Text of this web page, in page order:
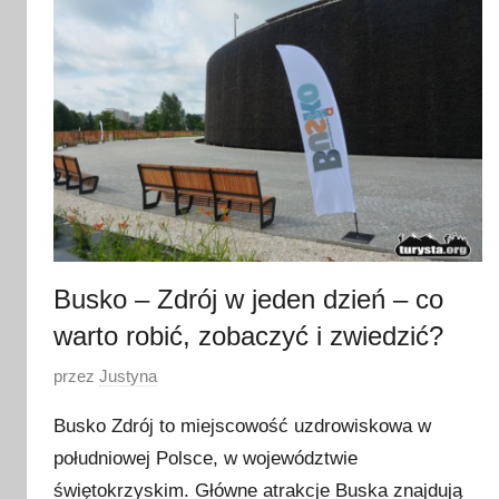
w
a
2
0
2
2
Busko – Zdrój w jeden dzień – co
warto robić, zobaczyć i zwiedzić?
O
u
b
l
przez Justyna
Busko Zdrój to miejscowość uzdrowiskowa w
południowej Polsce, w województwie
świętokrzyskim. Główne atrakcje Buska znajdują